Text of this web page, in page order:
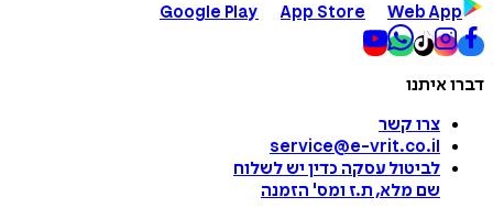
Google Play
App Store Web App
דברו איתנו
צרו קשר
service@e-vrit.co.il
לביטול עסקה כדין יש לשלוח
שם מלא, ת.ז ומס' הזמנה